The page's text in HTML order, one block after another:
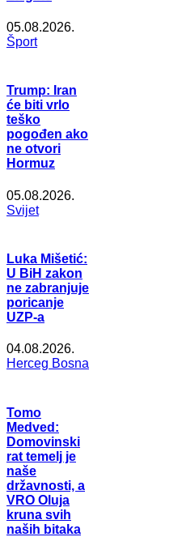
05.08.2026.
Šport
Trump: Iran
će biti vrlo
teško
pogođen ako
ne otvori
Hormuz
05.08.2026.
Svijet
Luka Mišetić:
U BiH zakon
ne zabranjuje
poricanje
UZP-a
04.08.2026.
Herceg Bosna
Tomo
Medved:
Domovinski
rat temelj je
naše
državnosti, a
VRO Oluja
kruna svih
naših bitaka